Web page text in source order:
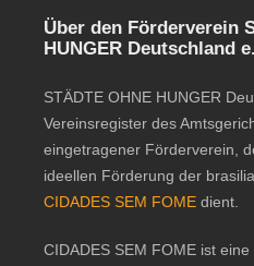
Über den Förderverein
HUNGER Deutschland
STÄDTE OHNE HUNGER
Vereinsregister des
eingetragener Förderverein,
ideellen Förderung der
CIDADES SEM FOME dient.
CIDADES SEM FOME ist eine